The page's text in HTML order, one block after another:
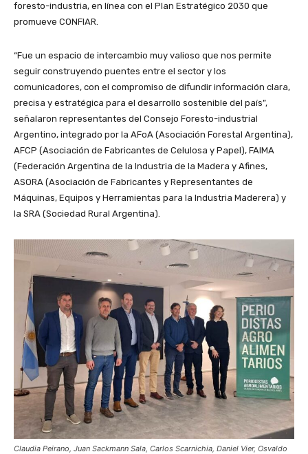
foresto-industria, en línea con el Plan Estratégico 2030 que
promueve CONFIAR.
“Fue un espacio de intercambio muy valioso que nos permite
seguir construyendo puentes entre el sector y los
comunicadores, con el compromiso de difundir información clara,
precisa y estratégica para el desarrollo sostenible del país”,
señalaron representantes del Consejo Foresto-industrial
Argentino, integrado por la AFoA (Asociación Forestal Argentina),
AFCP (Asociación de Fabricantes de Celulosa y Papel), FAIMA
(Federación Argentina de la Industria de la Madera y Afines,
ASORA (Asociación de Fabricantes y Representantes de
Máquinas, Equipos y Herramientas para la Industria Maderera) y
la SRA (Sociedad Rural Argentina).
Claudia Peirano, Juan Sackmann Sala, Carlos Scarnichia, Daniel Vier, Osvaldo